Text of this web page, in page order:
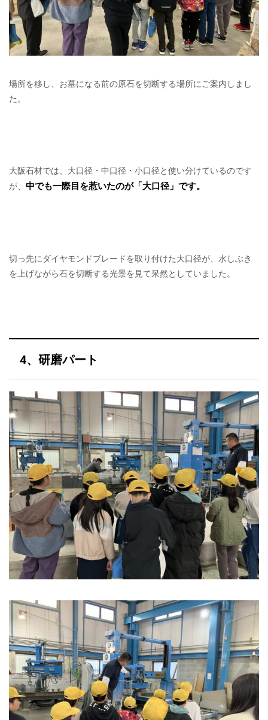
場所を移し、お墓になる前の原石を切断する場所にご案内しまし
た。
大阪石材では、大口径・中口径・小口径と使い分けているのです
が、 中でも一際目を惹いたのが「大口径」です。
切っ先にダイヤモンドブレードを取り付けた大口径が、水しぶき
を上げながら石を切断する光景を見て呆然としていました。
4、研磨パート